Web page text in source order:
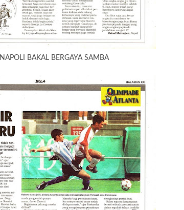
NAPOLI BAKAL BERGAYA SAMBA